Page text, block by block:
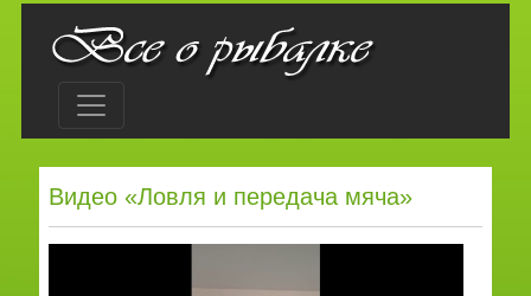
Видео «Ловля и передача мяча»